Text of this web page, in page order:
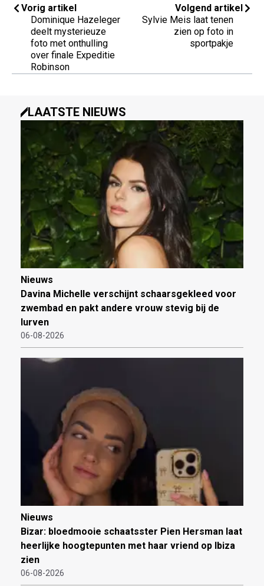
Vorig artikel
Dominique Hazeleger
deelt mysterieuze
foto met onthulling
over finale Expeditie
Robinson
Volgend artikel
Sylvie Meis laat tenen
zien op foto in
sportpakje
LAATSTE NIEUWS
Nieuws
Davina Michelle verschijnt schaarsgekleed voor
zwembad en pakt andere vrouw stevig bij de
lurven
06-08-2026
Nieuws
Bizar: bloedmooie schaatsster Pien Hersman laat
heerlijke hoogtepunten met haar vriend op Ibiza
zien
06-08-2026